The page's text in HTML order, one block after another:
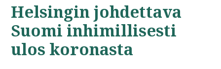
Helsingin johdettava
Suomi inhimillisesti
ulos koronasta